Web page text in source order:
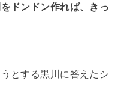
ドンドン作れば、きっ
とする黒川に答えたシ